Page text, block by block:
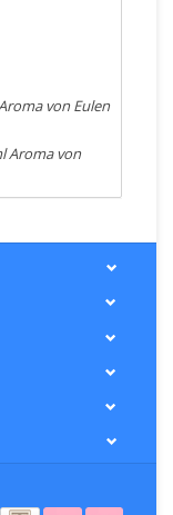
von Eulen
Aroma von